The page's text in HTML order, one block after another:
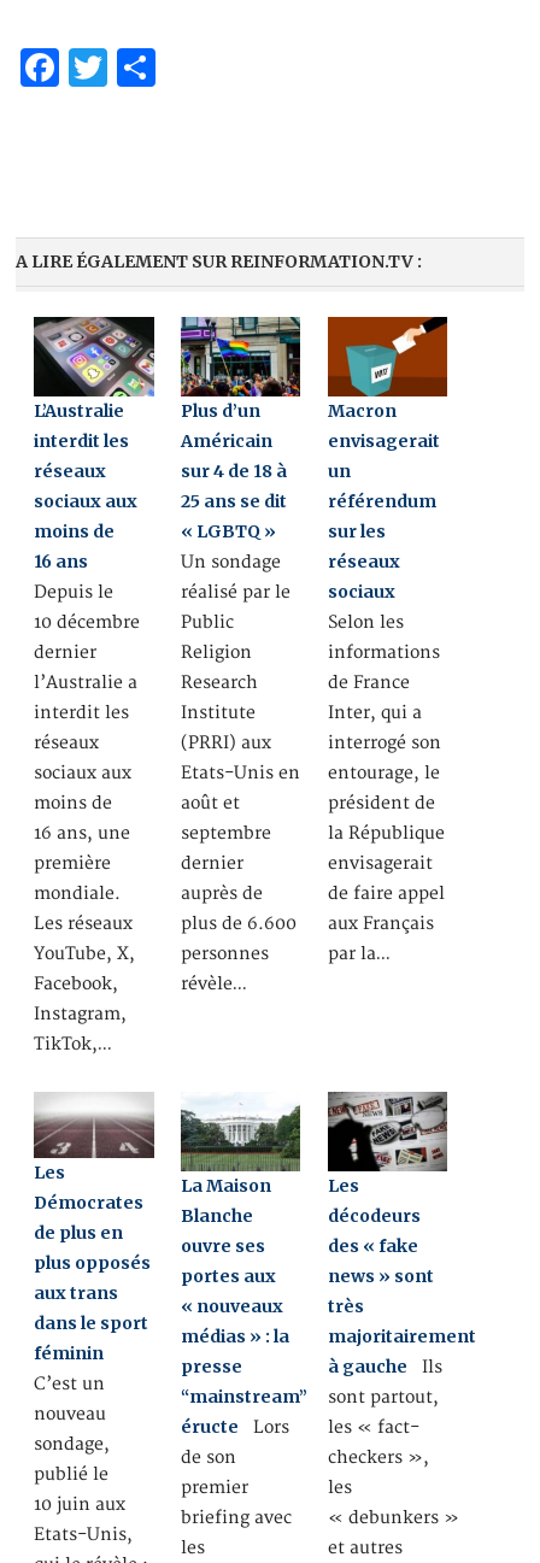
Facebook
Twitter
A LIRE ÉGALEMENT SUR REINFORMATION.TV :
L’Australie
interdit les
réseaux
sociaux aux
moins de
16 ans
Depuis le
10 décembre
dernier
l’Australie a
interdit les
réseaux
sociaux aux
moins de
16 ans, une
première
mondiale.
Les réseaux
YouTube, X,
Facebook,
Instagram,
TikTok,…
Plus d’un
Américain
sur 4 de 18 à
25 ans se dit
« LGBTQ »
Un sondage
réalisé par le
Public
Religion
Research
Institute
(PRRI) aux
Etats-Unis en
août et
septembre
dernier
auprès de
plus de 6.600
personnes
révèle…
Macron
envisagerait
un
référendum
sur les
réseaux
sociaux
Selon les
informations
de France
Inter, qui a
interrogé son
entourage, le
président de
la République
envisagerait
de faire appel
aux Français
par la…
Les
Démocrates
de plus en
plus opposés
aux trans
dans le sport
féminin
C’est un
nouveau
sondage,
publié le
10 juin aux
Etats-Unis,
La Maison
Blanche
ouvre ses
portes aux
« nouveaux
médias » : la
presse
“mainstream”
éructe Lors
de son
premier
briefing avec
les
Les
décodeurs
des « fake
news » sont
très
majoritairement
à gauche Ils
sont partout,
les « fact-
checkers »,
les
« debunkers »
et autres